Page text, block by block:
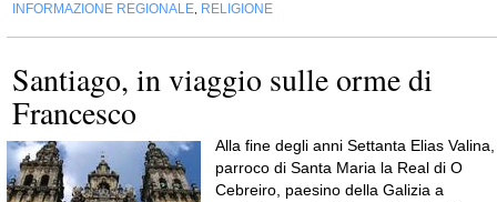
INFORMAZIONE REGIONALE RELIGIONE
Santiago, in viaggio sulle orme di
Francesco
Alla fine degli anni Settanta Elias Valina,
parroco di Santa Maria la Real di O
Cebreiro, paesino della Galizia a